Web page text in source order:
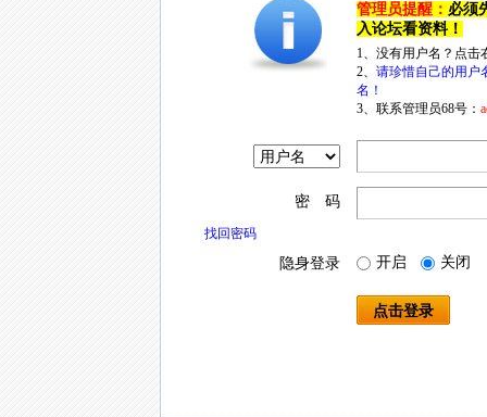
管理员提醒： 必须
入论坛看资料！
1、没有用户名？点
2、 请珍惜自己的用户
名！
3、联系管理员68号：
密 码
找回密码
隐身登录 开启 关闭
点击登录